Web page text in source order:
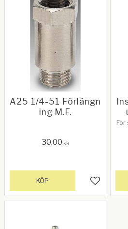
A25 1/4-51 Förlängn
ing M.F.
30,00 KR
Lägg till
KÖP
För